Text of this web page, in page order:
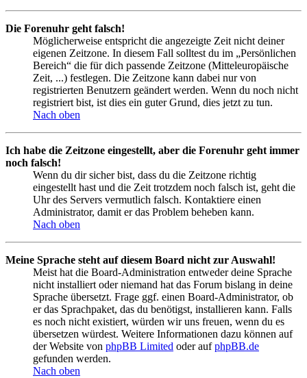
Die Forenuhr geht falsch!
Möglicherweise entspricht die angezeigte Zeit nicht deiner
eigenen Zeitzone. In diesem Fall solltest du im „Persönlichen
Bereich“ die für dich passende Zeitzone (Mitteleuropäische
Zeit, ...) festlegen. Die Zeitzone kann dabei nur von
registrierten Benutzern geändert werden. Wenn du noch nicht
registriert bist, ist dies ein guter Grund, dies jetzt zu tun.
Nach oben
Ich habe die Zeitzone eingestellt, aber die Forenuhr geht immer
noch falsch!
Wenn du dir sicher bist, dass du die Zeitzone richtig
eingestellt hast und die Zeit trotzdem noch falsch ist, geht die
Uhr des Servers vermutlich falsch. Kontaktiere einen
Administrator, damit er das Problem beheben kann.
Nach oben
Meine Sprache steht auf diesem Board nicht zur Auswahl!
Meist hat die Board-Administration entweder deine Sprache
nicht installiert oder niemand hat das Forum bislang in deine
Sprache übersetzt. Frage ggf. einen Board-Administrator, ob
er das Sprachpaket, das du benötigst, installieren kann. Falls
es noch nicht existiert, würden wir uns freuen, wenn du es
übersetzen würdest. Weitere Informationen dazu können auf
der Website von phpBB Limited oder aufphpBB.de
gefunden werden.
Nach oben